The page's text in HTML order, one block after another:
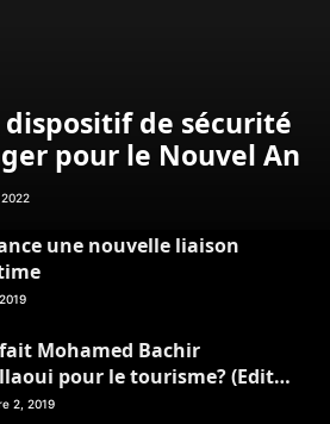
de sécurité
pour le Nouvel An
une nouvelle liaison
fait Mohamed Bachir
pour le tourisme? (Edito
Ping Pong / Mois de
2, 2019